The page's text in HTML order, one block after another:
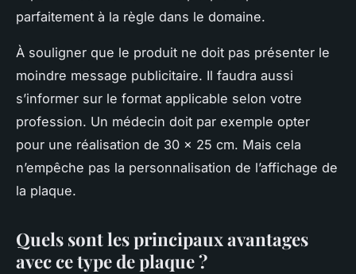
parfaitement à la règle dans le domaine.
À souligner que le produit ne doit pas présenter le
moindre message publicitaire. Il faudra aussi
s’informer sur le format applicable selon votre
profession. Un médecin doit par exemple opter
pour une réalisation de 30 x 25 cm. Mais cela
n’empêche pas la personnalisation de l’affichage de
la plaque.
Quels sont les principaux avantages
avec ce type de plaque ?